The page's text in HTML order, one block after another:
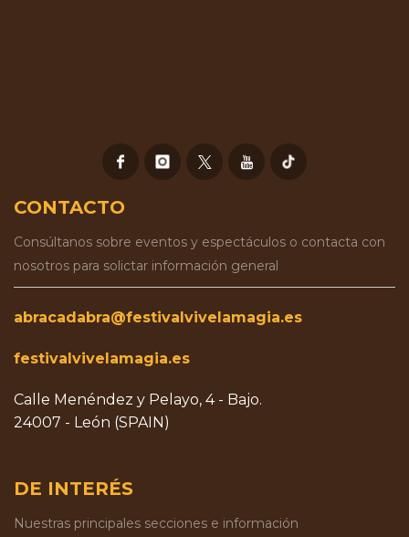
CONTACTO
Consúltanos sobre eventos y espectáculos o contacta con
nosotros para solictar información general
abracadabra@festivalvivelamagia.es
festivalvivelamagia.es
Calle Menéndez y Pelayo, 4 - Bajo.
24007 - León (SPAIN)
DE INTERÉS
Nuestras principales secciones e información